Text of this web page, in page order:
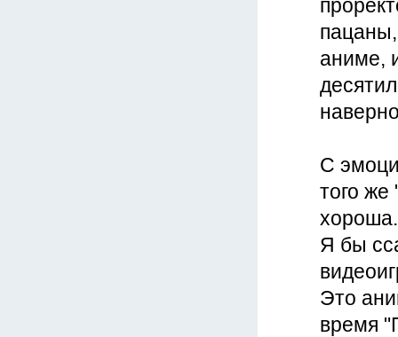
аниме,
С
того
хороша.
Я бы
Это
время